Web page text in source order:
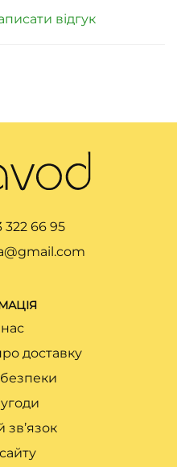
відгук
322 66 95
доставку
зв’язок